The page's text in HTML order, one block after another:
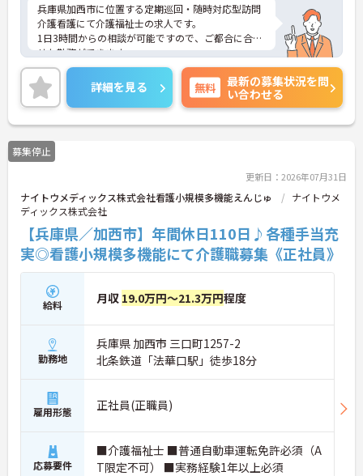
兵庫県加西市に位置する定期巡回・随時対応型訪問
介護看護にて介護福祉士の求人です。
1日3時間からの相談が可能ですので、ご都合に合わ
せた勤務ができます。
土日祝や勤務時間に応じた手当が整っているので、
頑張りを還元されてモチベーションアップに繋がり
ますね◎
ご興味のある方には、面接対策ポイントなど、さら
に詳細をご案内しますのでお気軽にご相談くださ
い！
詳細を見る 無料
最新の募集状況を問
い合わせる
募集停止
更新日：2026年07月31日
ナイトウメディックス株式会社看護小規模多機能えんじゅ
ナイトウメ
ディックス株式会社
【兵庫県／加西市】年間休日110日♪各種手当充
実◎看護小規模多機能にて介護職募集《正社員》
給料 月収 19.0万円～21.3万円程度
勤務地
兵庫県 加西市 三口町1257-2
北条鉄道「法華口駅」徒歩18分
雇用形態 正社員(正職員)
応募要件
■介護福祉士 ■普通自動車運転免許必須（A
T限定不可） ■実務経験1年以上必須